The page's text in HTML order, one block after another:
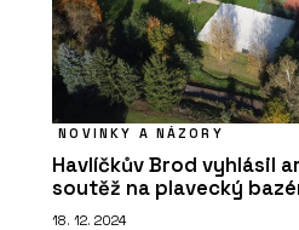
NOVINKY A NÁZORY
Havlíčkův Brod vyhlásil
soutěž na plavecký
18. 12. 2024